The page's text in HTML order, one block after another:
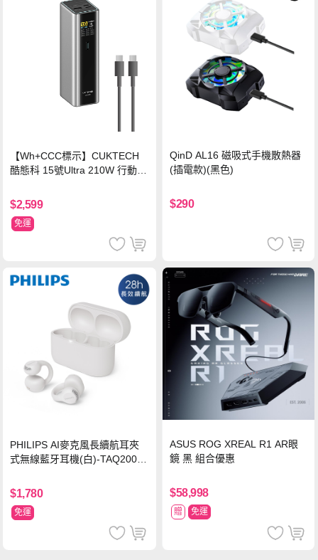
【Wh+CCC標示】CUKTECH
酷態科 15號Ultra 210W 行動電
$2,599
免運
QinD AL16 磁吸式手機散熱器
(插電款)(黑色)
$290
PHILIPS AI麥克風長續航耳夾
式無線藍牙耳機(白)-TAQ2000
$1,780
免運
ASUS ROG XREAL R1 AR眼
鏡 黑 組合優惠
$58,998
贈 免運